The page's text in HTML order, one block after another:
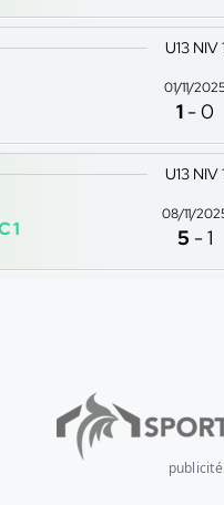
U13 NIV 1
01/11/
1 -0
U13 NIV 1
1
08/11/
5 -1
publicité